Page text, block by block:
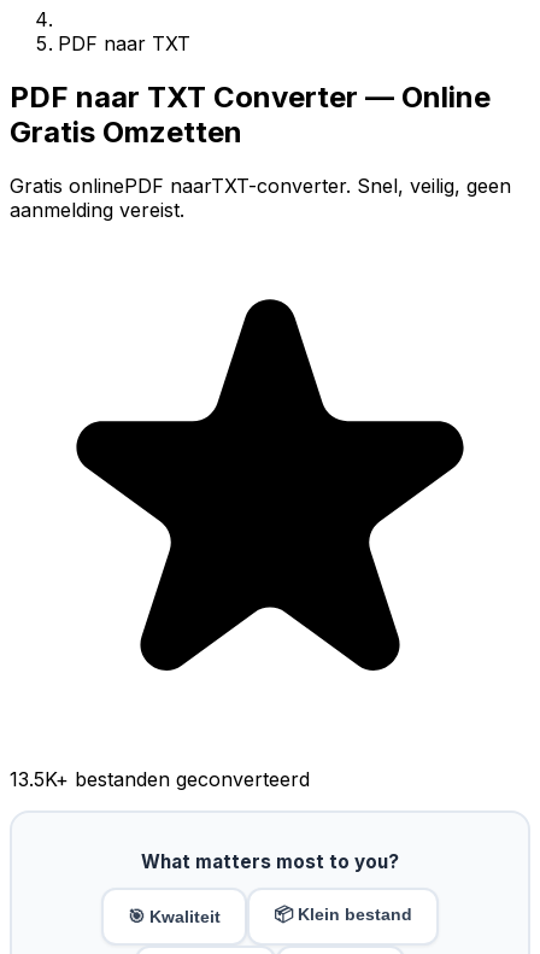
PDF naar TXT
PDF naar TXT Converter — Online
Gratis Omzetten
Gratis onlinePDF naarTXT-converter. Snel, veilig, geen
aanmelding vereist.
13.5K+ bestanden geconverteerd
What matters most to you?
🎯 Kwaliteit 📦 Klein bestand